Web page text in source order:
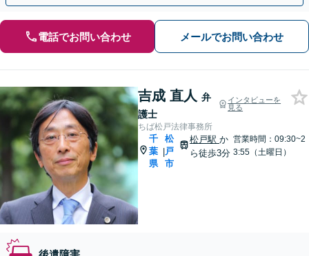
電話でお問い合わせ メールでお問い合わせ
吉成 直人 弁
護士
インタビューを
見る
ちば松戸法律事務所
千
葉
県
|
松
戸
市
松戸駅 か
ら徒歩3分
営業時間：09:30~2
3:55（土曜日）